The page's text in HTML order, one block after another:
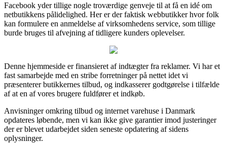
Facebook yder tillige nogle troværdige genveje til at få en idé om
netbutikkens pålidelighed. Her er der faktisk webbutikker hvor folk
kan formulere en anmeldelse af virksomhedens service, som tillige
burde bruges til afvejning af tidligere kunders oplevelser.
Denne hjemmeside er finansieret af indtægter fra reklamer. Vi har et
fast samarbejde med en stribe forretninger på nettet idet vi
præsenterer butikkernes tilbud, og indkasserer godtgørelse i tilfælde
af at en af vores brugere fuldfører et indkøb.
Anvisninger omkring tilbud og internet varehuse i Danmark
opdateres løbende, men vi kan ikke give garantier imod justeringer
der er blevet udarbejdet siden seneste opdatering af sidens
oplysninger.